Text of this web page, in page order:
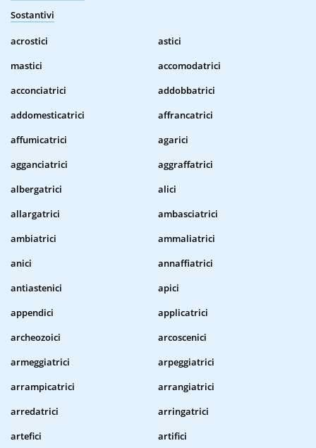
Sostantivi
acrostici
astici
mastici
accomodatrici
acconciatrici
addobbatrici
addomesticatrici
affrancatrici
affumicatrici
agarici
agganciatrici
aggraffatrici
albergatrici
alici
allargatrici
ambasciatrici
ambiatrici
ammaliatrici
anici
annaffiatrici
antiastenici
apici
appendici
applicatrici
archeozoici
arcoscenici
armeggiatrici
arpeggiatrici
arrampicatrici
arrangiatrici
arredatrici
arringatrici
artefici
artifici